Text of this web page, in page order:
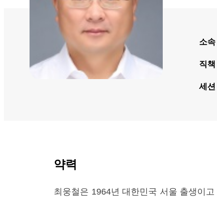
소속
직책
세션
약력
최웅철은 1964년 대한민국 서울 출생이